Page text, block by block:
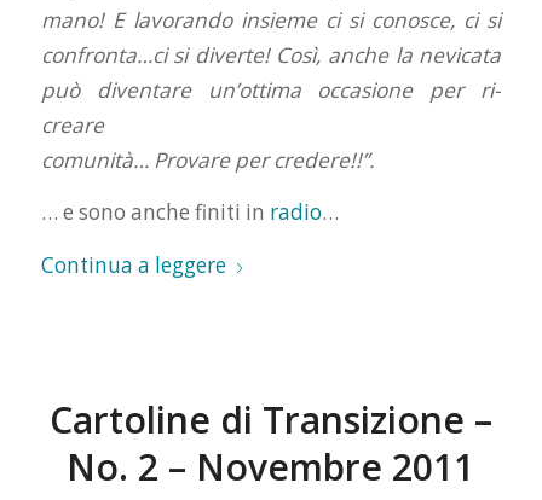
mano!E lavorando insieme ci si conosce, ci si
confronta…ci si diverte!Così, anche la nevicata
può diventare un’ottima occasione per ri-
creare
comunità… Provare per credere!!”.
… e sono anche finiti in radio…
Continua a leggere
Cartoline di Transizione –
No. 2 – Novembre 2011